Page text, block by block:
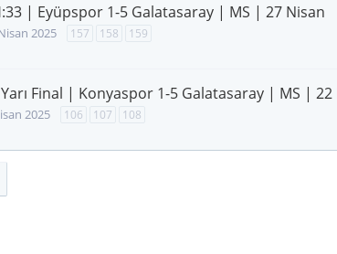
| Eyüpspor 1-5 Galatasaray | MS | 27 Nisan
2025 157 158 159
Yarı Final | Konyaspor 1-5 Galatasaray | MS |
2025 106 107 108